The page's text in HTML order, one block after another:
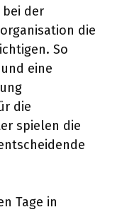
bei der
die
So
eine
die
spielen die
Tage in